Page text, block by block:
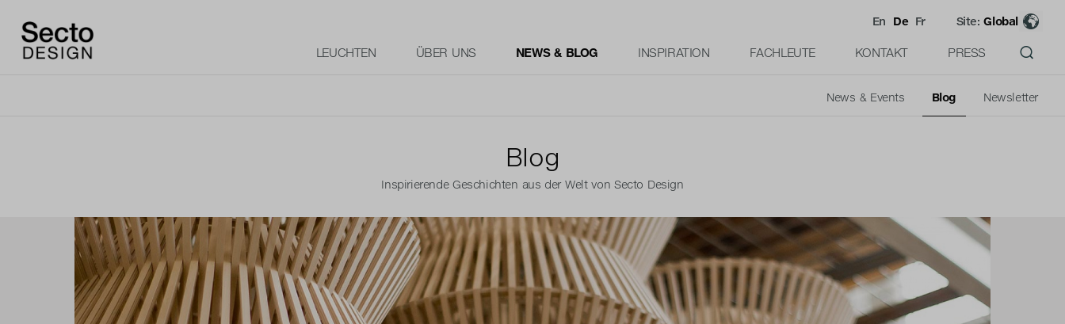
LEUCHTEN ÜBER UNS NEWS & BLOG INSPIRATION FACHLEUTE KONTAKT PRESS
En De Fr Site:Global
News & Events Blog Newsletter
Blog
Inspirierende Geschichten aus der Welt von Secto Design